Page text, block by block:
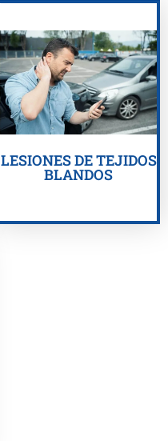
LESIONES DE TEJIDOS
BLANDOS
OBTENGA AYUDA
AHORA